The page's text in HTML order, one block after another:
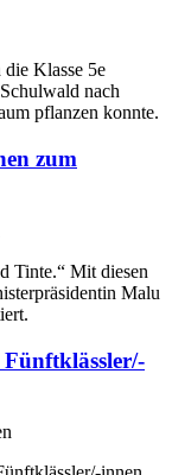
Klasse 5e
nach
pflanzen konnte.
zum
Tinte.“ Mit diesen
Malu